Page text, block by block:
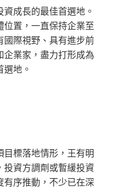
成長的最佳首選地。
置，一直保持企業至
國際視野、具有進步前
業家，盡力打形成為
地。
標落地情形，王有明
投資方調劑或暫緩投資
有序推動，不少已在深